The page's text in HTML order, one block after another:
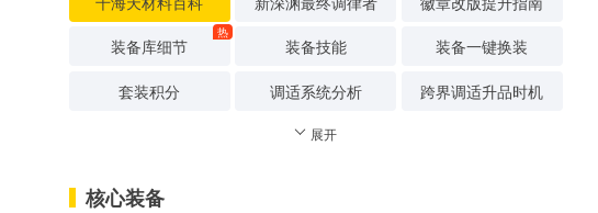
装备库细节
热
装备技能 装备一键换装
套装积分 调适系统分析 跨界调适升品时机
展开
核心装备